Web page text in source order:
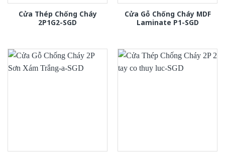
Cửa Thép Chống Cháy
2P1G2-SGD
Cửa Gỗ Chống Cháy MDF
Laminate P1-SGD